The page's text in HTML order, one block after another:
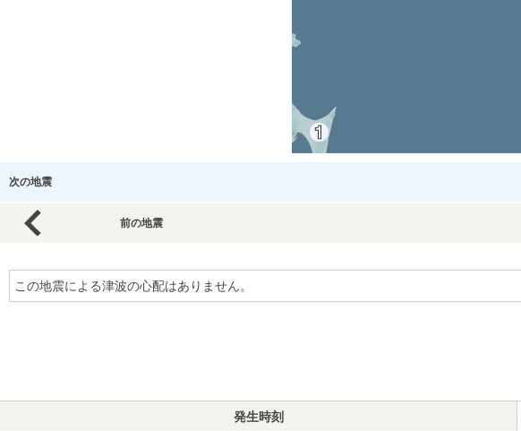
次の地震
前の地震
この地震による津波の心配はありません。
発生時刻